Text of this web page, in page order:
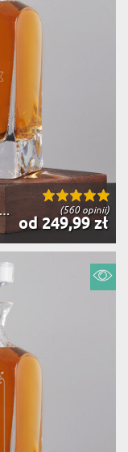
(560 opinii)
od 249,99 zł